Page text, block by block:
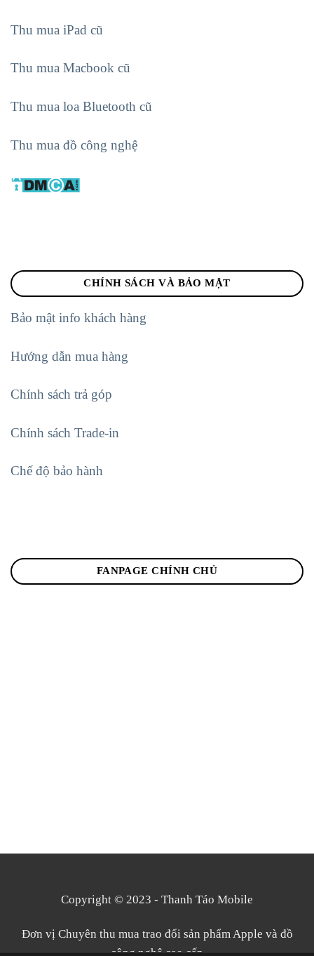
Thu mua iPad cũ
Thu mua Macbook cũ
Thu mua loa Bluetooth cũ
Thu mua đồ công nghệ
CHÍNH SÁCH VÀ BẢO MẬT
Bảo mật info khách hàng
Hướng dẫn mua hàng
Chính sách trả góp
Chính sách Trade-in
Chế độ bảo hành
FANPAGE CHÍNH CHỦ
Copyright © 2023 - Thanh Táo Mobile
Đơn vị Chuyên thu mua trao đổi sản phẩm Apple và đồ
công nghệ cao cấp